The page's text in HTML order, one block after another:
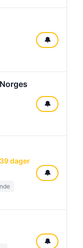
🔔
🔔
dager
🔔
🔔